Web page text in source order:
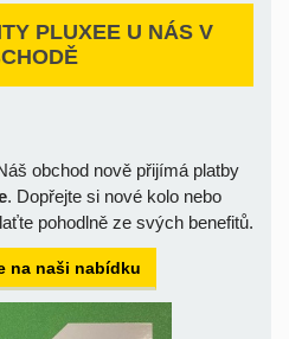
PLUXEE U NÁS V
obchod nově přijímá platby
. Dopřejte si nové kolo nebo
pohodlně ze svých benefitů.
na naši nabídku